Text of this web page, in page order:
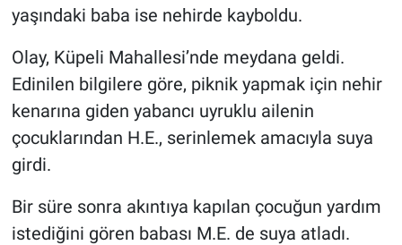
yaşındaki baba ise nehirde kayboldu.
Olay, Küpeli Mahallesi’nde meydana geldi.
Edinilen bilgilere göre, piknik yapmak için nehir
kenarına giden yabancı uyruklu ailenin
çocuklarından H.E., serinlemek amacıyla suya
girdi.
Bir süre sonra akıntıya kapılan çocuğun yardım
istediğini gören babası M.E. de suya atladı.